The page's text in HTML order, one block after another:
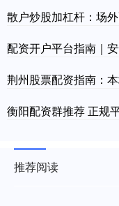
散户炒股加杠杆：场
配资开户平台指南｜
荆州股票配资指南：
衡阳配资群推荐 正规
推荐阅读